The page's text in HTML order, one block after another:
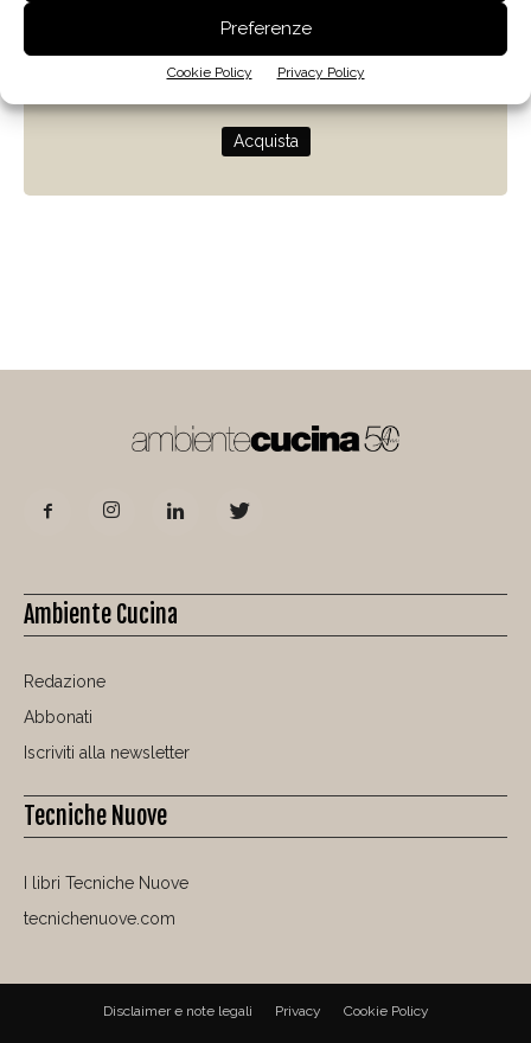
Preferenze
Cookie Policy Privacy Policy
Progettare con la luce naturale
di Giulio Camiz
Acquista
Ambiente Cucina
Redazione
Abbonati
Iscriviti alla newsletter
Tecniche Nuove
I libri Tecniche Nuove
tecnichenuove.com
Disclaimer e note legali Privacy Cookie Policy